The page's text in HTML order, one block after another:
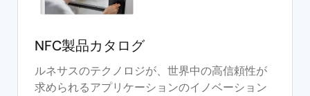
NFC製品カタログ
ルネサスのテクノロジが、世界中の高信頼性が
求められるアプリケーションのイノベーション